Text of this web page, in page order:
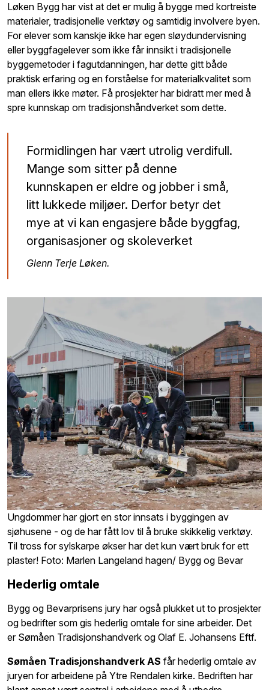
Løken Bygg har vist at det er mulig å bygge med kortreiste
materialer, tradisjonelle verktøy og samtidig involvere byen.
For elever som kanskje ikke har egen sløydundervisning
eller byggfagelever som ikke får innsikt i tradisjonelle
byggemetoder i fagutdanningen, har dette gitt både
praktisk erfaring og en forståelse for materialkvalitet som
man ellers ikke møter. Få prosjekter har bidratt mer med å
spre kunnskap om tradisjonshåndverket som dette.
Formidlingen har vært utrolig verdifull.
Mange som sitter på denne
kunnskapen er eldre og jobber i små,
litt lukkede miljøer. Derfor betyr det
mye at vi kan engasjere både byggfag,
organisasjoner og skoleverket
Glenn Terje Løken.
Ungdommer har gjort en stor innsats i byggingen av
sjøhusene - og de har fått lov til å bruke skikkelig verktøy.
Til tross for sylskarpe økser har det kun vært bruk for ett
plaster! Foto: Marlen Langeland hagen/ Bygg og Bevar
Hederlig omtale
Bygg og Bevarprisens jury har også plukket ut to prosjekter
og bedrifter som gis hederlig omtale for sine arbeider. Det
er Sømåen Tradisjonshandverk og Olaf E. Johansens Eftf.
Sømåen Tradisjonshandverk AS får hederlig omtale av
juryen for arbeidene på Ytre Rendalen kirke. Bedriften har